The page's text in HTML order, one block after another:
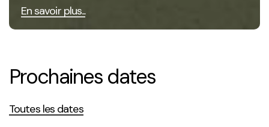
En savoir plus...
Prochaines dates
Toutes les dates